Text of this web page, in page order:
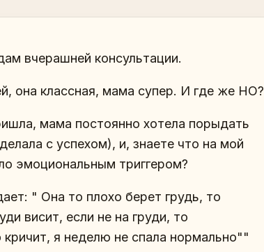
вчерашней консультации.
она классная, мама супер. И где же НО?
мама постоянно хотела порыдать
с успехом), и, знаете что на мой
эмоциональным триггером?
" Она то плохо берет грудь, то
висит, если не на груди, то
кричит, я неделю не спала нормально""